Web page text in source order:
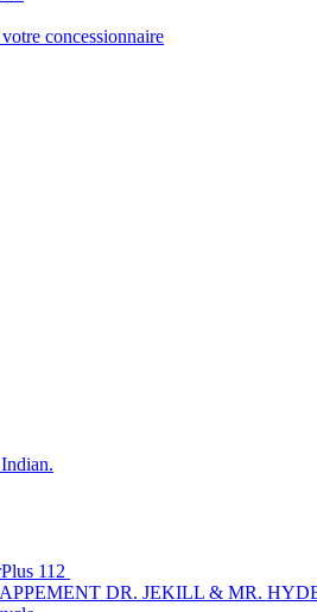
concessionnaire
112
DR. JEKILL & MR.